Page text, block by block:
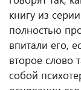
книгу из
полностью
впитали его,
второе слово
собой